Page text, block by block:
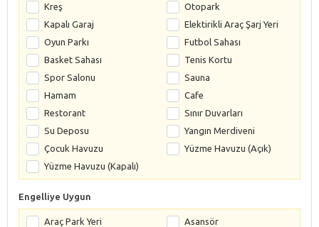
Kreş
Otopark
Kapalı Garaj
Elektirikli Araç Şarj Yeri
Oyun Parkı
Futbol Sahası
Basket Sahası
Tenis Kortu
Spor Salonu
Sauna
Hamam
Cafe
Restorant
Sınır Duvarları
Su Deposu
Yangın Merdiveni
Çocuk Havuzu
Yüzme Havuzu (Açık)
Yüzme Havuzu (Kapalı)
Engelliye Uygun
Araç Park Yeri
Asansör